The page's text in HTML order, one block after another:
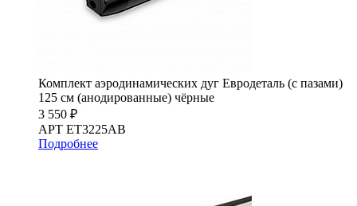
Комплект аэродинамических дуг Евродеталь (с пазами)
125 см (анодированные) чёрные
3 550 ₽
АРТ ET3225AB
Подробнее